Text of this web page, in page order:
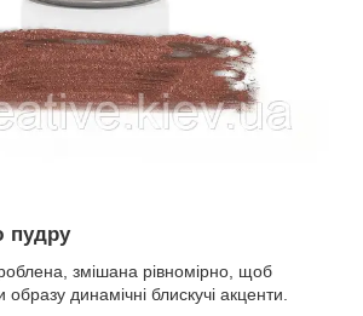
пудру
змішана рівномірно, щоб
образу динамічні блискучі акценти.